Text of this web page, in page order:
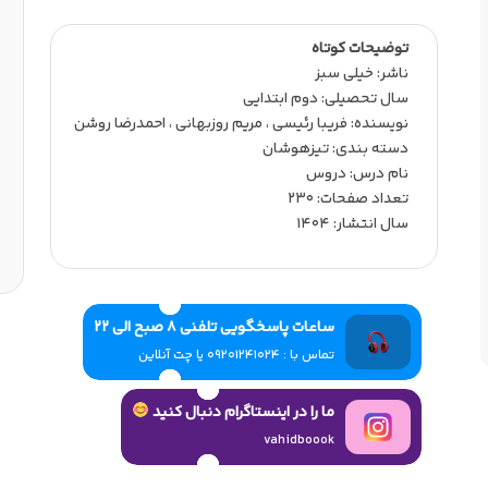
توضیحات کوتاه
ناشر:‌ خیلی سبز
سال تحصیلی:‌ دوم ابتدایی
نویسنده:‌ فریبا رئیسی ، مریم روزبهانی ، احمدرضا روشن
دسته بندی: تیزهوشان
نام درس: دروس
تعداد صفحات:‌ 230
سال انتشار:‌ 1404
ساعات پاسخگویی تلفنی 8 صبح الی 22
تماس با : 09201241024 یا چت آنلاین
ما را در اینستاگرام دنبال کنید
vahidboook